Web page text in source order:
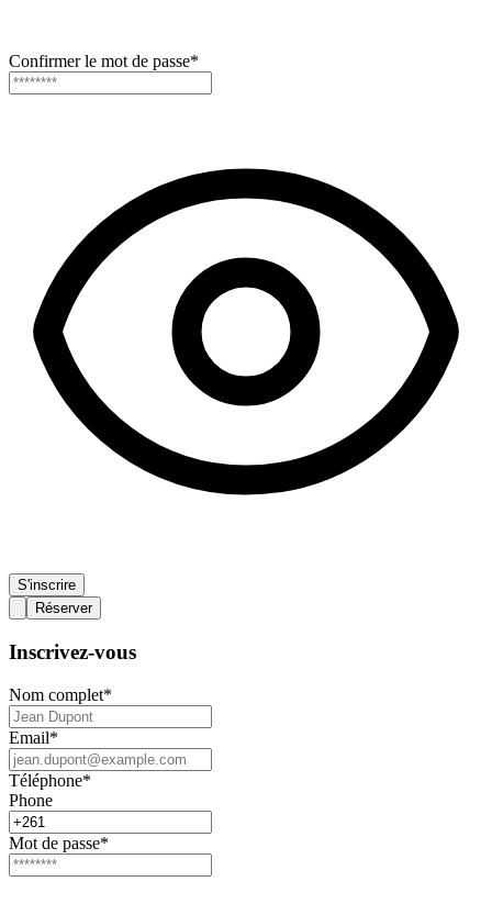
Confirmer le mot de passe*
S'inscrire
Réserver
Inscrivez-vous
Nom complet*
Email*
Téléphone*
Phone
Mot de passe*